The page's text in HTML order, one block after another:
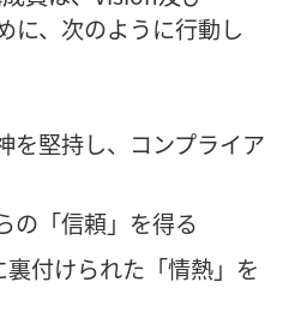
に、次のように行動し
を堅持し、コンプライア
の「信頼」を得る
付けられた「情熱」を